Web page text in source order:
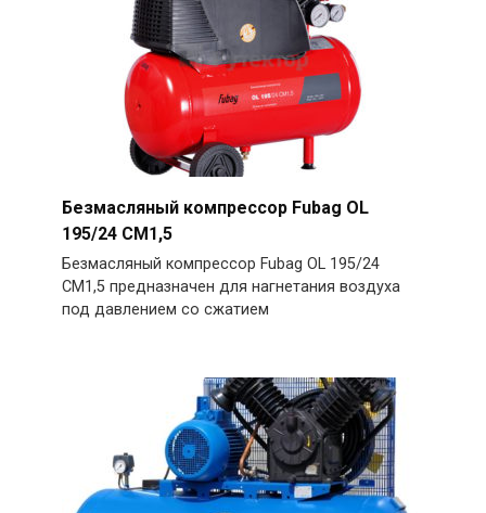
Безмасляный компрессор Fubag OL
195/24 CM1,5
Безмасляный компрессор Fubag OL 195/24
CM1,5 предназначен для нагнетания воздуха
под давлением со сжатием